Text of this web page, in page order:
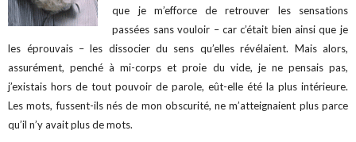
que je m’efforce de retrouver les sensations
passées sans vouloir – car c’était bien ainsi que je
les éprouvais – les dissocier du sens qu’elles révélaient. Mais alors,
assurément, penché à mi-corps et proie du vide, je ne pensais pas,
j’existais hors de tout pouvoir de parole, eût-elle été la plus intérieure.
Les mots, fussent-ils nés de mon obscurité, ne m’atteignaient plus parce
qu’il n’y avait plus de mots.